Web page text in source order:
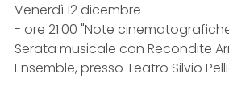
Venerdì 12 dicembre
- ore 21.00 "Note
Serata musicale con Recondite
Ensemble, presso Teatro Silvio